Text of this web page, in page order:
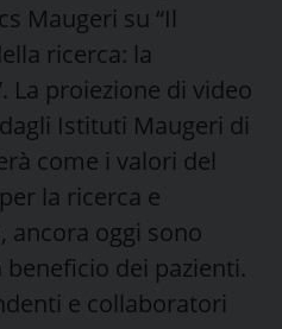
Maugeri su “Il
ricerca: la
La proiezione di video
Istituti Maugeri di
come i valori del
la ricerca e
ancora oggi sono
dei pazienti.
e collaboratori